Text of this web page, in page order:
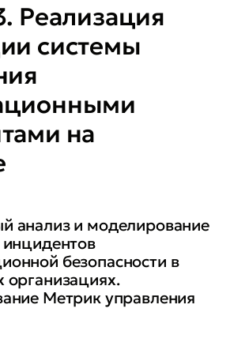
Реализация
системы
на
анализ и моделирование
безопасности в
организациях.
Метрик управления